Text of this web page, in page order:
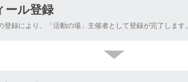
ール登録
登録により、「活動の場」主催者として登録が完了します。​